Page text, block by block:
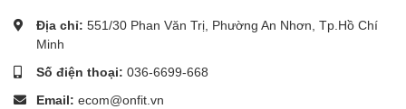
Địa chỉ: 551/30 Phan Văn Trị, Phường An Nhơn, Tp.Hồ Chí
Minh
Số điện thoại: 036-6699-668
Email: ecom@onfit.vn